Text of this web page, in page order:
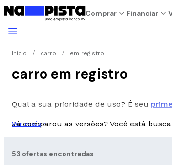
Comprar Financiar
Início carro em registro
carro em registro
Qual a sua prioridade de uso? É seu
Já comparou as versões? Você está
Ver mais
53 ofertas encontradas